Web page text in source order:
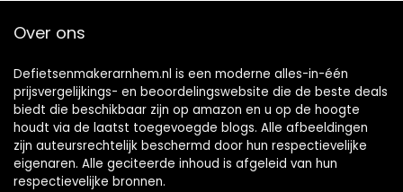
Over ons
Defietsenmakerarnhem.nl is een moderne alles-in-één
prijsvergelijkings- en beoordelingswebsite die de beste deals
biedt die beschikbaar zijn op amazon en u op de hoogte
houdt via de laatst toegevoegde blogs. Alle afbeeldingen
zijn auteursrechtelijk beschermd door hun respectievelijke
eigenaren. Alle geciteerde inhoud is afgeleid van hun
respectievelijke bronnen.